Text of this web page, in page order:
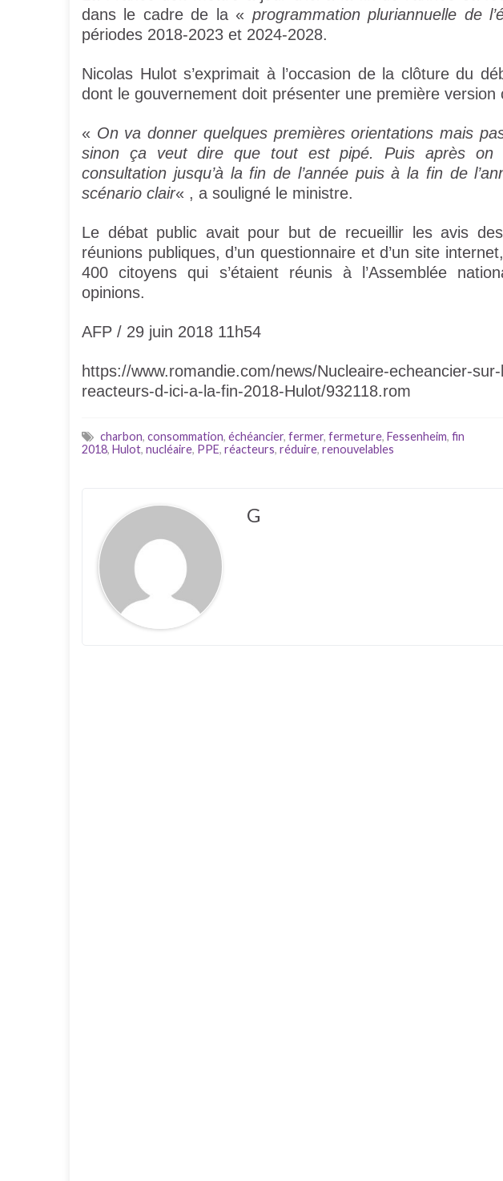
dans le cadre de la « programmation pluriannuelle de
périodes 2018-2023 et 2024-2028.
Nicolas Hulot s’exprimait à l’occasion de la clôture du
dont le gouvernement doit présenter une première version
« On va donner quelques premières orientations mais
sinon ça veut dire que tout est pipé. Puis après
consultation jusqu’à la fin de l’année puis à la fin de
scénario clair« , a souligné le ministre.
Le débat public avait pour but de recueillir les avis
réunions publiques, d’un questionnaire et d’un site
400 citoyens qui s’étaient réunis à l’Assemblée
opinions.
AFP / 29 juin 2018 11h54
https://www.romandie.com/news/Nucleaire-echeancier-
reacteurs-d-ici-a-la-fin-2018-Hulot/932118.rom
charbon, consommation, échéancier, fermer, fermeture, Fessenheim, fin
2018, Hulot, nucléaire, PPE, réacteurs, réduire, renouvelables
G